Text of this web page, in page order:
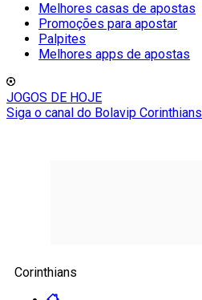
Melhores casas de apostas
Promoções para apostar
Palpites
Melhores apps de apostas
JOGOS DE HOJE
Siga o canal do Bolavip Corinthians
Corinthians